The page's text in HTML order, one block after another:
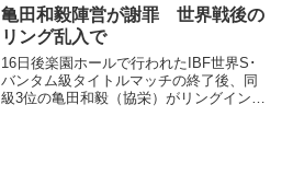
で単発の会田のかみ合わない攻防に終始
した結果、森田が小差...
亀田和毅陣営が謝罪 世界戦後の
リング乱入で
16日後楽園ホールで行われたIBF世界S･
バンタム級タイトルマッチの終了後、同
級3位の亀田和毅（協栄）がリングインし